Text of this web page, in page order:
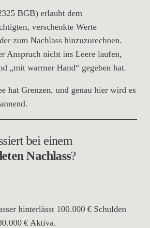
BGB) erlaubt dem
verschenkte Werte
zum Nachlass hinzuzurechnen.
Anspruch nicht ins Leere laufen,
„mit warmer Hand“ gegeben hat.
hat Grenzen, und genau hier wird es
bei einem
Nachlass?
hinterlässt 100.000 € Schulden
€ Aktiva.